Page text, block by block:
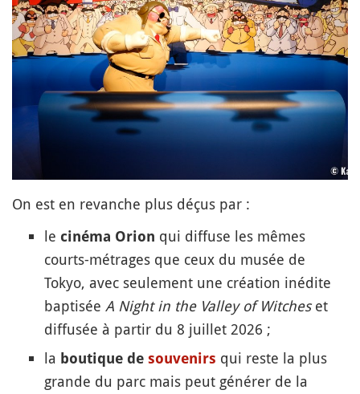
On est en revanche plus déçus par :
le cinéma Orion qui diffuse les mêmes
courts-métrages que ceux du musée de
Tokyo, avec seulement une création inédite
baptisée A Night in the Valley of Witches et
diffusée à partir du 8 juillet 2026 ;
la boutique de souvenirs qui reste la plus
grande du parc mais peut générer de la